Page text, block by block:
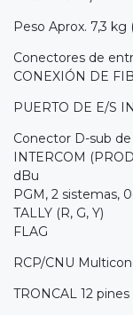
Peso Aprox. 7,3 kg
Conectores de
CONEXIÓN DE
PUERTO DE E/S
Conector D-sub de
INTERCOM
dBu
PGM, 2 sistemas,
TALLY (R, G, Y)
FLAG
RCP/CNU
TRONCAL 12 pines